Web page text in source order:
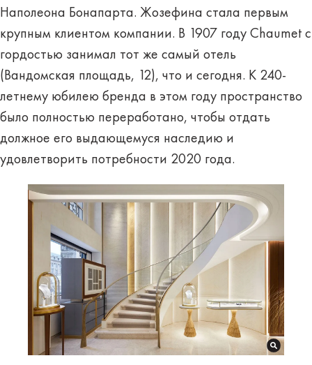
Наполеона Бонапарта. Жозефина стала первым
крупным клиентом компании. В 1907 году Chaumet с
гордостью занимал тот же самый отель
(Вандомская площадь, 12), что и сегодня. К 240-
летнему юбилею бренда в этом году пространство
было полностью переработано, чтобы отдать
должное его выдающемуся наследию и
удовлетворить потребности 2020 года.